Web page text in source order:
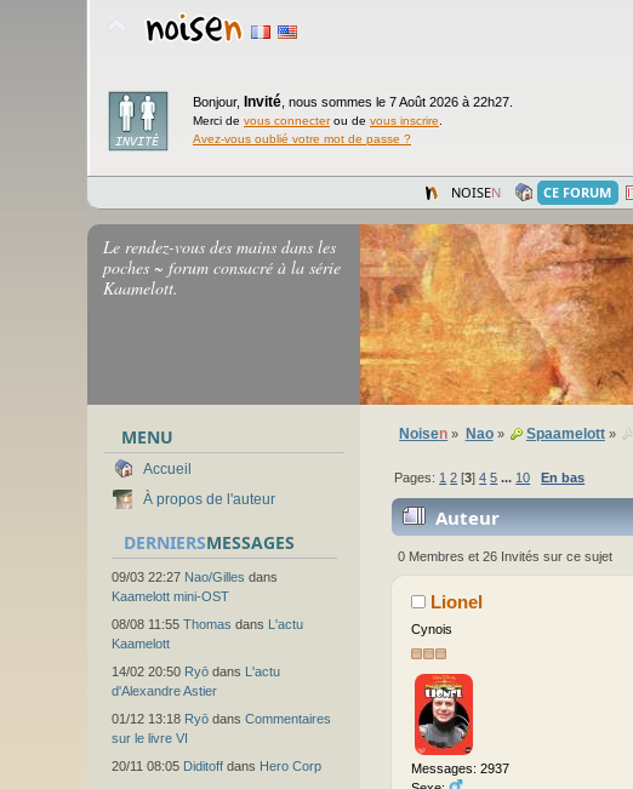
Bonjour, Invité nous sommes le 7 Août 2026 à 22h27.
Merci de vous connecterou de vous inscrire
Avez-vous oublié votre mot de passe ?
NOISEN CE FORUM
Le rendez-vous des mains dans les
poches ~ forum consacré à la série
Kaamelott.
MENU
Accueil
À propos de l'auteur
DERNIERSMESSAGES
09/03 22:27 Nao/Gilles dans
Kaamelott mini-OST
08/08 11:55 Thomas dans L'actu
Kaamelott
14/02 20:50 Ryō dans L'actu
d'Alexandre Astier
01/12 13:18 Ryō dans Commentaires
sur le livre VI
20/11 08:05 Diditoff dans Hero Corp
Noisen » Nao» Spaamelott»
Pages: 1 2 [3]4 5 ... 10 En bas
Auteur
0 Membres et 26 Invités sur ce sujet
Lionel
Cynois
Messages: 2937